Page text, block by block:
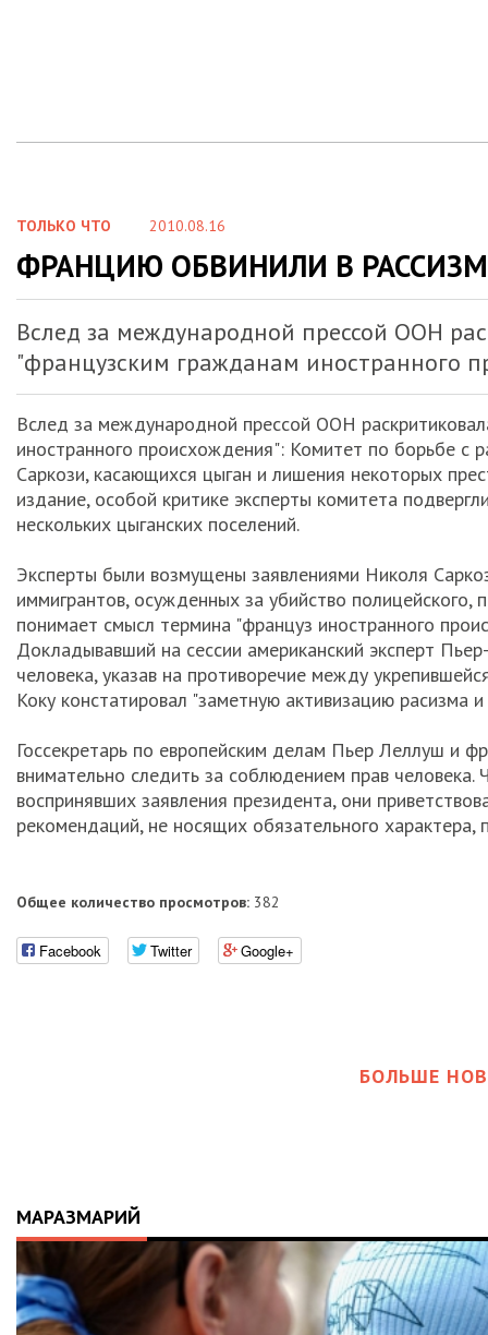
ТОЛЬКО ЧТО 2010.08.16
ФРАНЦИЮ ОБВИНИЛИ В
Вслед за международной прессой ООН
"французским гражданам иностранного
Вслед за международной прессой ООН
иностранного происхождения": Комитет по борьбе с
Саркози, касающихся цыган и лишения некоторых
издание, особой критике эксперты комитета
нескольких цыганских поселений.
Эксперты были возмущены заявлениями Николя
иммигрантов, осужденных за убийство полицейского,
понимает смысл термина "француз иностранного
Докладывавший на сессии американский эксперт
человека, указав на противоречие между
Коку констатировал "заметную активизацию расизма
Госсекретарь по европейским делам Пьер Леллуш и
внимательно следить за соблюдением прав
воспринявших заявления президента, они
рекомендаций, не носящих обязательного характера,
Общее количество просмотров: 382
Facebook Twitter Google+
БОЛЬШЕ
МАРАЗМАРИЙ